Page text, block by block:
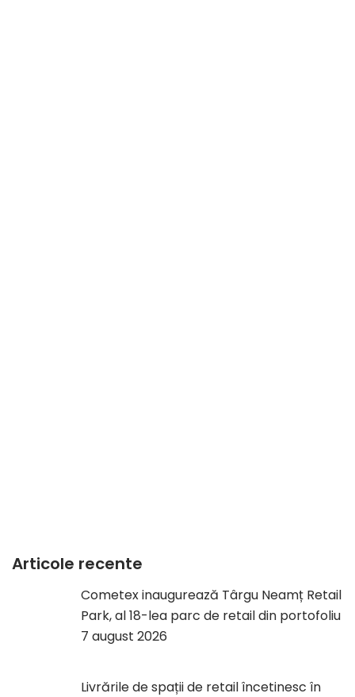
Articole recente
Cometex inaugurează Târgu Neamț Retail
Park, al 18-lea parc de retail din portofoliu
7 august 2026
Livrările de spații de retail încetinesc în